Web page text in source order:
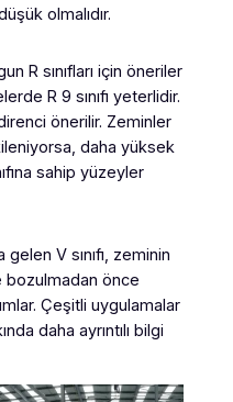
olmalıdır.
R sınıfları için öneriler
R 9 sınıfı yeterlidir.
önerilir. Zeminler
daha yüksek
sahip yüzeyler
V sınıfı, zeminin
bozulmadan önce
Çeşitli uygulamalar
daha ayrıntılı bilgi